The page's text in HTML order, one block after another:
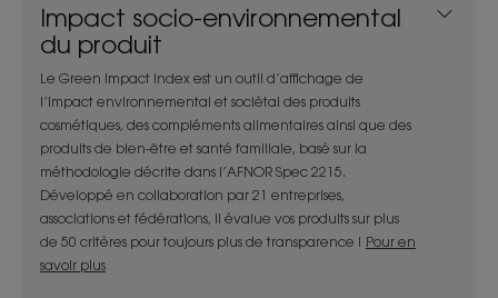
Bénéfices
- Apaise : l’huile de coco et la glycérine végétale
renforcent l’action hydratante et réparatrice du
Monoï et Tamanu BIO. La peau est apaisée et
nourrie en profondeur après l’exposition.
- Protège : grâce à son action antioxydante, la
Crème après-soleil protège la peau, prolonge et
sublime le bronzage.
Impact socio-environnemental
du produit
Le Green Impact Index est un outil d’affichage de
l’impact environnemental et sociétal des produits
cosmétiques, des compléments alimentaires ainsi que des
produits de bien-être et santé familiale, basé sur la
méthodologie décrite dans l’AFNOR Spec 2215.
Développé en collaboration par 21 entreprises,
associations et fédérations, il évalue vos produits sur plus
de 50 critères pour toujours plus de transparence ! Pour en
savoir plus